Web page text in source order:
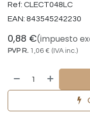
Ref: CLECT048LC
EAN: 843545242230
0,88 €(impuesto
PVP R. 1,06 € (IVA inc.)